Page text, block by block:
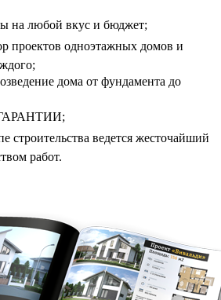
на любой вкус и бюджет;
проектов одноэтажных домов и
дома от фундамента до
строительства ведется жесточайший
работ.